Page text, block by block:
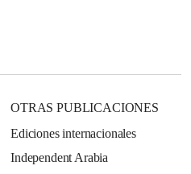
OTRAS PUBLICACIONES
Ediciones internacionales
Independent Arabia